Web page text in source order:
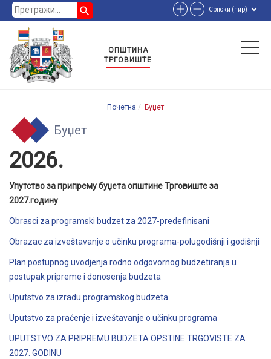
search
ОПШТИНА
ТРГОВИШТЕ
Почетна Буџет
Буџет
2026.
Упутство за припрему буџета општине Трговиште за
2027.годину
Obrasci za programski budzet za 2027-predefinisani
Obrazac za izveštavanje o učinku programa-polugodišnji i godišnji
Plan postupnog uvodjenja rodno odgovornog budzetiranja u
postupak pripreme i donosenja budzeta
Uputstvo za izradu programskog budzeta
Uputstvo za praćenje i izveštavanje o učinku programa
UPUTSTVO ZA PRIPREMU BUDZETA OPSTINE TRGOVISTE ZA
2027. GODINU